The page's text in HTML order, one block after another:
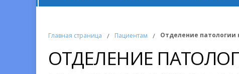
Главная страница / Пациентам / Отделение
ОТДЕЛЕНИЕ